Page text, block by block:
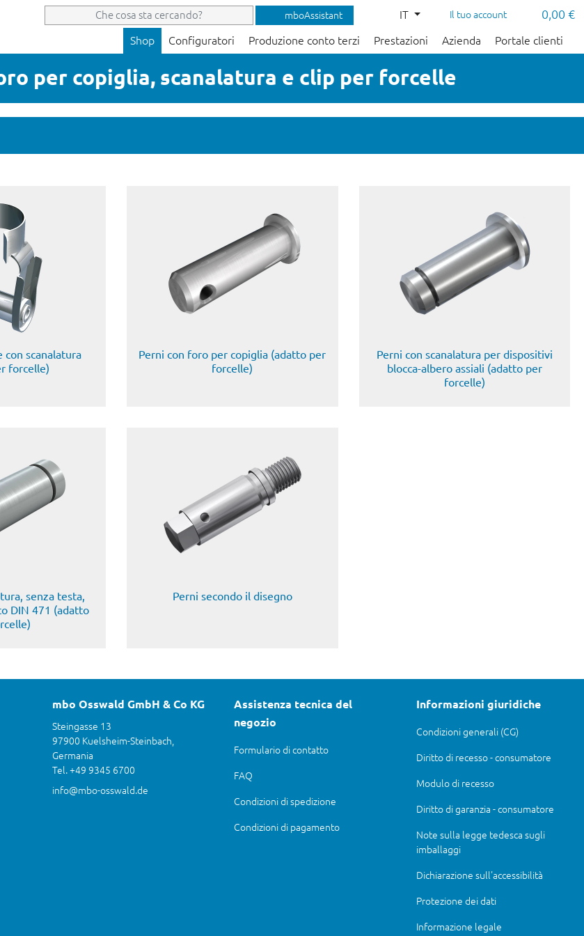
mboAssistant IT Il tuo account 0,00 €
Shop Configuratori Produzione conto terzi Prestazioni Azienda Portale clienti
per copiglia, scanalatura e clip per forcelle
con scanalatura
forcelle)
Perni con foro per copiglia (adatto per
forcelle)
Perni con scanalatura per dispositivi
blocca-albero assiali (adatto per
forcelle)
senza testa,
DIN 471 (adatto
Perni secondo il disegno
mbo Osswald GmbH & Co KG
Steingasse 13
97900 Kuelsheim-Steinbach,
Germania
Tel. +49 9345 6700
info@mbo-osswald.de
Assistenza tecnica del
negozio
Formulario di contatto
FAQ
Condizioni di spedizione
Condizioni di pagamento
Informazioni giuridiche
Condizioni generali (CG)
Diritto di recesso - consumatore
Modulo di recesso
Diritto di garanzia - consumatore
Note sulla legge tedesca sugli
imballaggi
Dichiarazione sull'accessibilità
Protezione dei dati
Informazione legale